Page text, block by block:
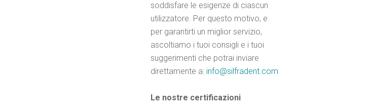
soddisfare le esigenze di ciascun
utilizzatore. Per questo motivo, e
per garantirti un miglior servizio,
ascoltiamo i tuoi consigli e i tuoi
suggerimenti che potrai inviare
direttamente a: info@silfradent.com
Le nostre certificazioni